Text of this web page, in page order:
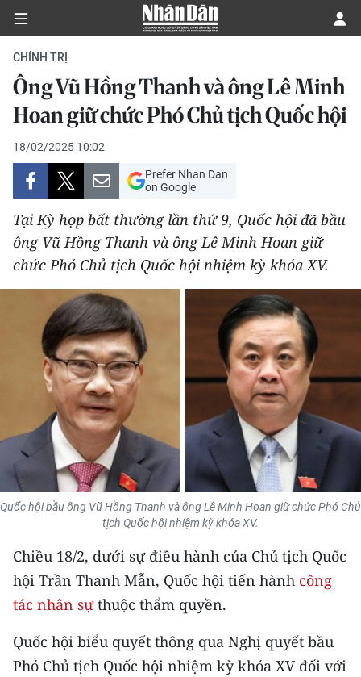
CHÍNH TRỊ
KINH TẾ
VĂN HÓA
XÃ HỘI
PHÁP LUẬT
DU LỊCH
THẾ GIỚI
THỂ THAO
GIÁO DỤC
Y TẾ
KHOA HỌC - CÔNG NGHỆ
BẠN ĐỌC
KIỂM CHỨNG THÔNG TIN
TRI THỨC CHUYÊN SÂU
CHÍNH TRỊ
Ông Vũ Hồng Thanh và ông Lê Minh
Hoan giữ chức Phó Chủ tịch Quốc hội
18/02/2025 10:02
Prefer Nhan Dan
on Google
Tại Kỳ họp bất thường lần thứ 9, Quốc hội đã bầu
ông Vũ Hồng Thanh và ông Lê Minh Hoan giữ
chức Phó Chủ tịch Quốc hội nhiệm kỳ khóa XV.
Quốc hội bầu ông Vũ Hồng Thanh và ông Lê Minh Hoan giữ chức Phó Chủ
tịch Quốc hội nhiệm kỳ khóa XV.
Chiều 18/2, dưới sự điều hành của Chủ tịch Quốc
hội Trần Thanh Mẫn, Quốc hội tiến hành công
tác nhân sựthuộc thẩm quyền.
Quốc hội biểu quyết thông qua Nghị quyết bầu
Phó Chủ tịch Quốc hội nhiệm kỳ khóa XV đối với